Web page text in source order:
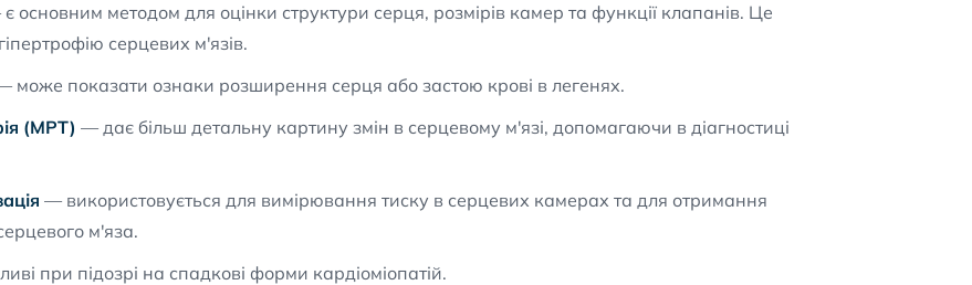
основним методом для оцінки структури серця, розмірів камер та функції клапанів. Це
серцевих м'язів.
може показати ознаки розширення серця або застою крові в легенях.
(МРТ) — дає більш детальну картину змін в серцевому м'язі, допомагаючи в діагностиці
— використовується для вимірювання тиску в серцевих камерах та для отримання
м'яза.
при підозрі на спадкові форми кардіоміопатій.